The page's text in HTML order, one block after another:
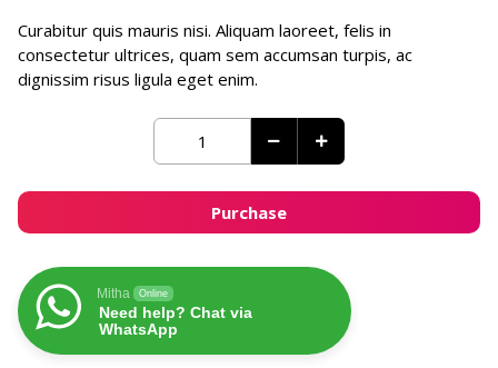
Curabitur quis mauris nisi. Aliquam laoreet, felis in
consectetur ultrices, quam sem accumsan turpis, ac
dignissim risus ligula eget enim.
Nullam
cursus
Purchase
Mitha Online
Need help? Chat via
WhatsApp